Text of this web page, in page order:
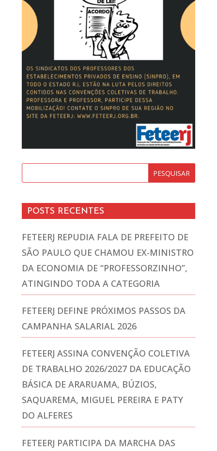
POSTS RECENTES
FETEERJ REPUDIA FALA DE PREFEITO DE
SÃO PAULO QUE CHAMOU EX-MINISTRO
DA ECONOMIA DE “PROFESSORZINHO”,
ATINGINDO TODA A CATEGORIA
FETEERJ DEFINE PRÓXIMOS PASSOS DA
CAMPANHA SALARIAL 2026
FETEERJ ASSINA CONVENÇÃO COLETIVA
DE TRABALHO 2026/2027 DA EDUCAÇÃO
BÁSICA DE ARARUAMA, BÚZIOS,
SAQUAREMA, MIGUEL PEREIRA E PATY
DO ALFERES
FETEERJ PARTICIPA DA MARCHA DAS